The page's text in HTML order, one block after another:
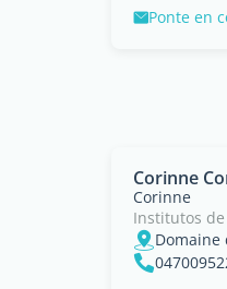
Ponte en
Corinne
Corinne
Institutos
Domaine